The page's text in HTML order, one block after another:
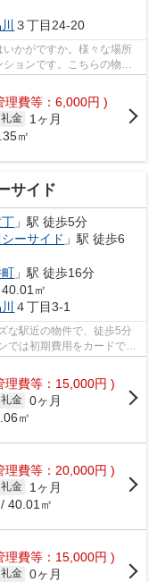
３丁目24-20
かがですか。様々な場所
ョンです。こちらの物件
理費等：6,000円 )
礼金
1ヶ月
㎡
サイド
」駅 徒歩5分
ーサイド 」駅 徒歩6
」駅 徒歩16分
㎡
４丁目3-1
な駅近の物件で、徒歩5分
では初期費用をカードでお
理費等：15,000円 )
礼金 0ヶ月
㎡
理費等：20,000円 )
礼金
1ヶ月
40.01㎡
理費等：15,000円 )
礼金 0ヶ月